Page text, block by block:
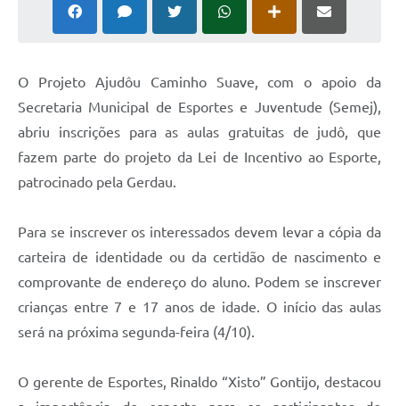
O Projeto Ajudôu Caminho Suave, com o apoio da
Secretaria Municipal de Esportes e Juventude (Semej),
abriu inscrições para as aulas gratuitas de judô, que
fazem parte do projeto da Lei de Incentivo ao Esporte,
patrocinado pela Gerdau.
Para se inscrever os interessados devem levar a cópia da
carteira de identidade ou da certidão de nascimento e
comprovante de endereço do aluno. Podem se inscrever
crianças entre 7 e 17 anos de idade. O início das aulas
será na próxima segunda-feira (4/10).
O gerente de Esportes, Rinaldo “Xisto” Gontijo, destacou